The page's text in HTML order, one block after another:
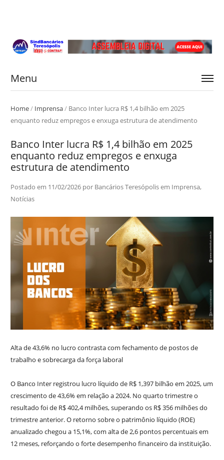
Menu
Home/ Imprensa/ Banco Inter lucra R$ 1,4 bilhão em 2025
enquanto reduz empregos e enxuga estrutura de atendimento
Banco Inter lucra R$ 1,4 bilhão em 2025
enquanto reduz empregos e enxuga
estrutura de atendimento
Postado em 11/02/2026por Bancários Teresópolisem Imprensa,
Notícias
Alta de 43,6% no lucro contrasta com fechamento de postos de
trabalho e sobrecarga da força laboral
O Banco Inter registrou lucro líquido de R$ 1,397 bilhão em 2025, um
crescimento de 43,6% em relação a 2024. No quarto trimestre o
resultado foi de R$ 402,4 milhões, superando os R$ 356 milhões do
trimestre anterior. O retorno sobre o patrimônio líquido (ROE)
anualizado chegou a 15,1%, com alta de 2,6 pontos percentuais em
12 meses, reforçando o forte desempenho financeiro da instituição.